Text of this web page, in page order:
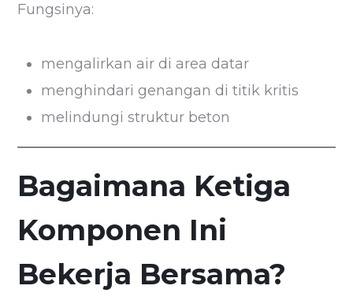
Fungsinya:
mengalirkan air di area datar
menghindari genangan di titik kritis
melindungi struktur beton
Bagaimana Ketiga
Komponen Ini
Bekerja Bersama?